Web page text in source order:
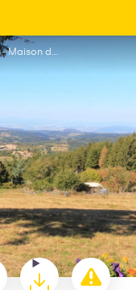
point de vue en Livradois-Forez - Maison du Tourisme